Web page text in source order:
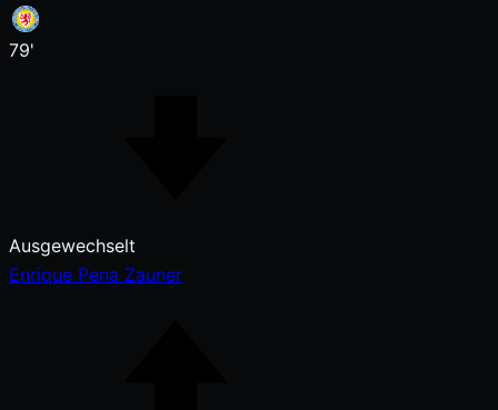
79'
Ausgewechselt
Enrique Pena Zauner